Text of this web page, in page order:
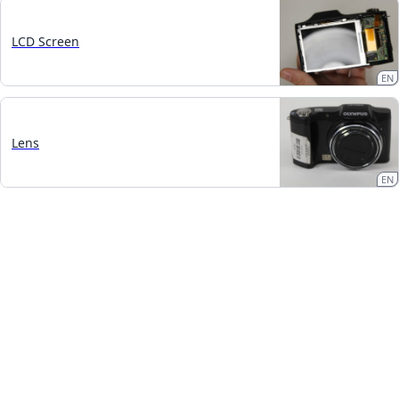
LCD Screen
EN
Lens
EN